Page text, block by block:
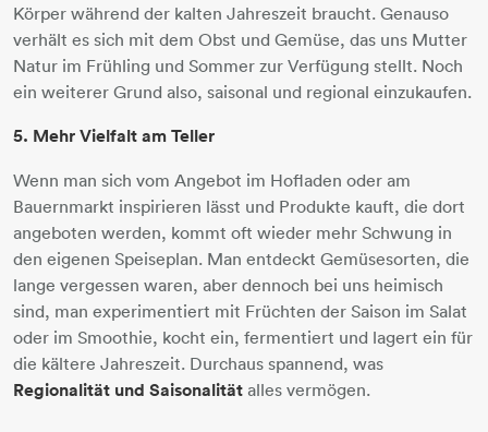
Körper während der kalten Jahreszeit braucht. Genauso
verhält es sich mit dem Obst und Gemüse, das uns Mutter
Natur im Frühling und Sommer zur Verfügung stellt. Noch
ein weiterer Grund also, saisonal und regional einzukaufen.
5. Mehr Vielfalt am Teller
Wenn man sich vom Angebot im Hofladen oder am
Bauernmarkt inspirieren lässt und Produkte kauft, die dort
angeboten werden, kommt oft wieder mehr Schwung in
den eigenen Speiseplan. Man entdeckt Gemüsesorten, die
lange vergessen waren, aber dennoch bei uns heimisch
sind, man experimentiert mit Früchten der Saison im Salat
oder im Smoothie, kocht ein, fermentiert und lagert ein für
die kältere Jahreszeit. Durchaus spannend, was
Regionalität und Saisonalität alles vermögen.